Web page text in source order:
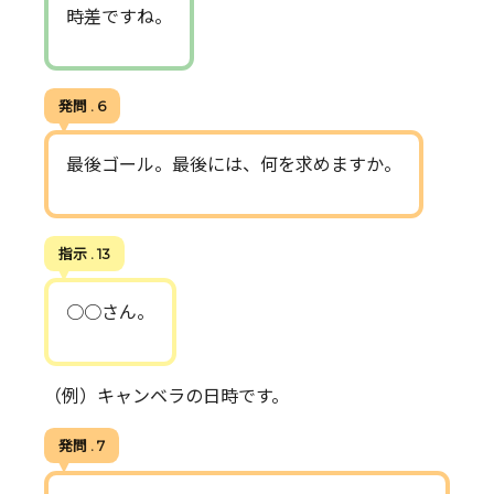
時差ですね。
発問 . 6
最後ゴール。最後には、何を求めますか。
指示 . 13
○○さん。
（例）キャンベラの日時です。
発問 . 7